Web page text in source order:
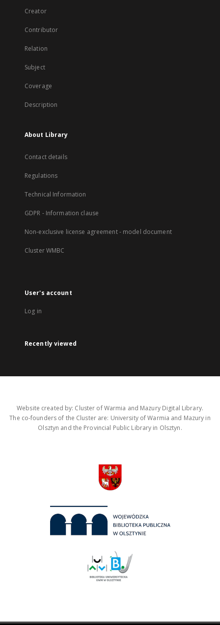
Creator
Contributor
Relation
Subject
Coverage
Description
About Library
Contact details
Regulations
Technical Information
GDPR - Information clause
Non-exclusive license agreement - model document
Cluster WMBC
User's account
Log in
Recently viewed
Website created by: Cluster of Warmia and Mazury Digital Library.
The co-founders of the Cluster are: University of Warmia and Mazury in
Olsztyn and the Provincial Public Library in Olsztyn.